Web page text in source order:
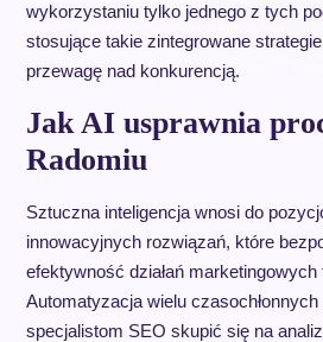
wykorzystaniu tylko jednego z tych
stosujące takie zintegrowane
przewagę nad konkurencją.
Jak AI usprawnia
Radomiu
Sztuczna inteligencja wnosi do
innowacyjnych rozwiązań, które
efektywność działań
Automatyzacja wielu
specjalistom SEO skupić się na